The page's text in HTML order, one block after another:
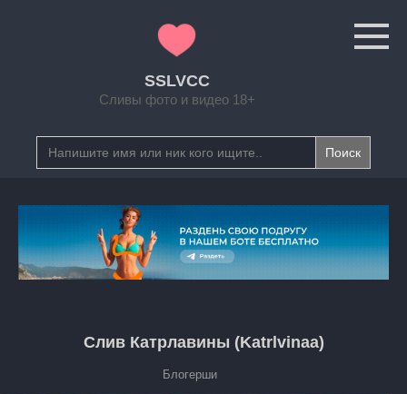
SSLVCC
Сливы фото и видео 18+
Search
for:
Слив Катрлавины (Katrlvinaa)
Блогерши